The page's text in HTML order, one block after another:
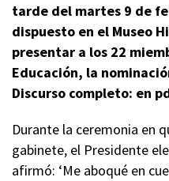
tarde del martes 9 de
dispuesto en el Museo
presentar a los 22
Educación, la
Discurso completo: en
Durante la ceremonia en
gabinete, el Presidente
afirmó: ‘Me aboqué en